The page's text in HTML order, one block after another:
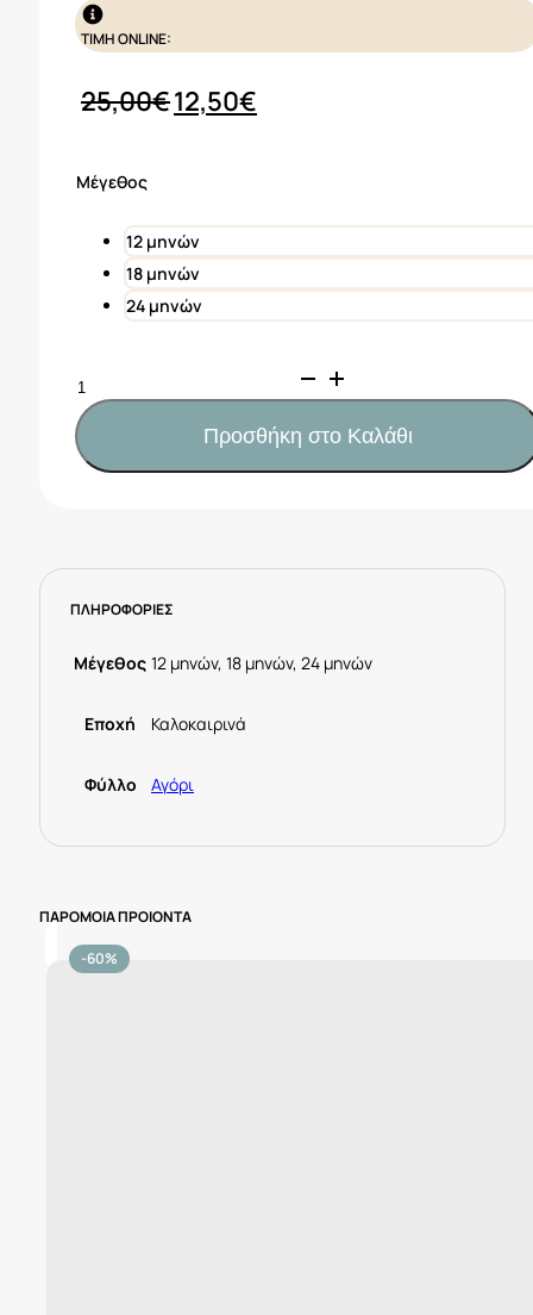
ΤΙΜΗ ONLINE:
25,00€Original
12,50€
Μέγεθος
12 μηνών
18 μηνών
24 μηνών
Mayoral
Βερμούδα
αμπιγιέ
μωρό
Κωδ.
ποσότητα
Προσθήκη στο Καλάθι
ΠΛΗΡΟΦΟΡΙΕΣ
Μέγεθος 12 μηνών, 18 μηνών, 24 μηνών
Εποχή Καλοκαιρινά
Φύλλο Αγόρι
ΠΑΡΟΜΟΙΑ ΠΡΟΙΟΝΤΑ
-60%